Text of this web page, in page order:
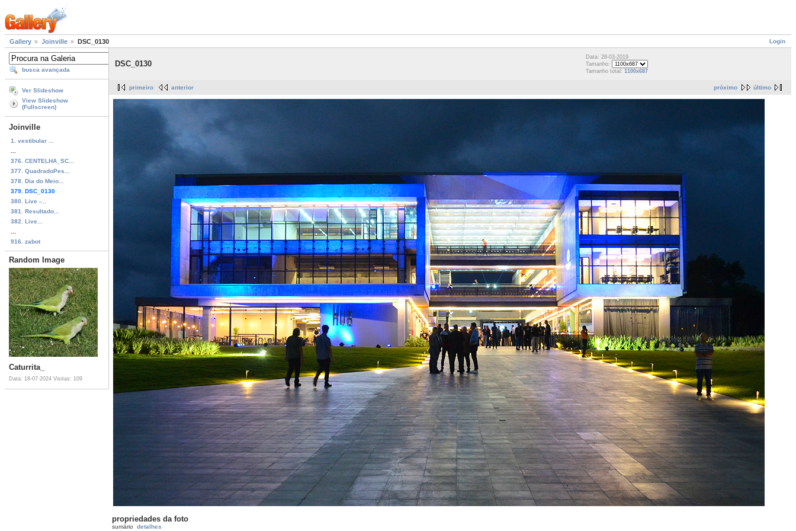
Login
Gallery Joinville DSC_0130
busca avançada
Ver Slideshow
View Slideshow
(Fullscreen)
Joinville
1. vestibular ...
376. CENTELHA_SC...
377. QuadradoPes...
378. Dia do Meio...
379. DSC_0130
380. Live -...
381. Resultado...
382. Live...
916. zabot
Random Image
Caturrita_
Data: 18-07-2024 Visitas: 109
DSC_0130
Data: 28-03-2019
Tamanho:
Tamanho total: 1100x687
próximo último
primeiro anterior
propriedades da foto
sumário detalhes